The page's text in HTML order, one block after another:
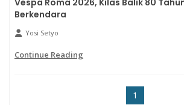
Vespa Roma 2026, Kilas Balik 80
Berkendara
Yosi Setyo
Continue Reading
1